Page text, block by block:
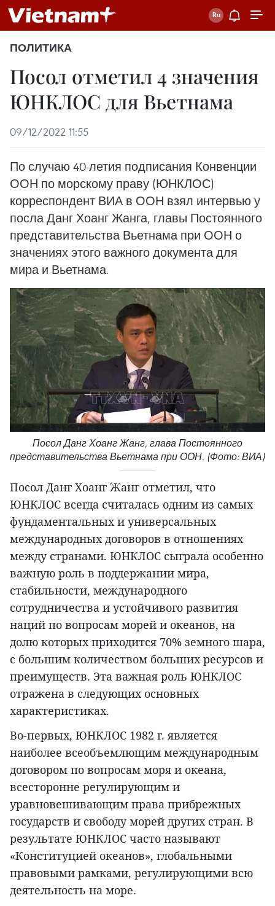
ПОЛИТИКА
Посол отметил 4 значения
ЮНКЛОС для Вьетнама
09/12/2022 11:55
По случаю 40-летия подписания Конвенции
ООН по морскому праву (ЮНКЛОС)
корреспондент ВИА в ООН взял интервью у
посла Данг Хоанг Жанга, главы Постоянного
представительства Вьетнама при ООН о
значениях этого важного документа для
мира и Вьетнама.
Посол Данг Хоанг Жанг, глава Постоянного
представительства Вьетнама при ООН. (Фото: ВИА)
Посол Данг Хоанг Жанг отметил, что
ЮНКЛОС всегда считалась одним из самых
фундаментальных и универсальных
международных договоров в отношениях
между странами. ЮНКЛОС сыграла особенно
важную роль в поддержании мира,
стабильности, международного
сотрудничества и устойчивого развития
наций по вопросам морей и океанов, на
долю которых приходится 70% земного шара,
с большим количеством больших ресурсов и
преимуществ. Эта важная роль ЮНКЛОС
отражена в следующих основных
характеристиках.
Во-первых, ЮНКЛОС 1982 г. является
наиболее всеобъемлющим международным
договором по вопросам моря и океана,
всесторонне регулирующим и
уравновешивающим права прибрежных
государств и свободу морей других стран. В
результате ЮНКЛОС часто называют
«Конституцией океанов», глобальными
правовыми рамками, регулирующими всю
деятельность на море.